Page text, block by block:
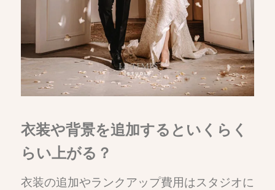
衣装や背景を追加するといくらく
らい上がる？
衣装の追加やランクアップ費用はスタジオに